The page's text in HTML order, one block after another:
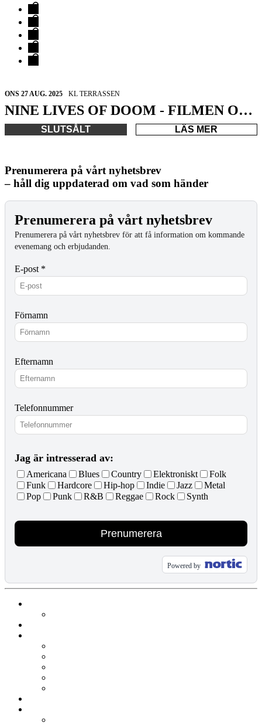
Evenemang
&
Biljetter
Hallen
Lokaler
FAQ
Kontakt
ONS 27 AUG. 2025 KL TERRASSEN
NINE LIVES OF DOOM - FILMEN OM CANDLEMASS | STHLM
SLUTSÅLT LÄS MER
Prenumerera på vårt nyhetsbrev
– håll dig uppdaterad om vad som händer
Prenumerera på vårt nyhetsbrev
Prenumerera på vårt nyhetsbrev för att få information om kommande
evenemang och erbjudanden.
E-post *
Förnamn
Efternamn
Telefonnummer
Jag är intresserad av:
Americana Blues Country Elektroniskt
Folk
Funk
Hardcore Hip-hop Indie Jazz
Metal
Pop
Punk R&B Reggae Rock Synth
Prenumerera
Powered by